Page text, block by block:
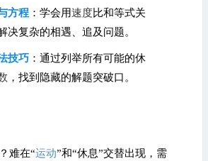
方程：学会用速度比和等式关
决复杂的相遇、追及问题。
技巧：通过列举所有可能的休
，找到隐藏的解题突破口。
难在“运动”和“休息”交替出现，需